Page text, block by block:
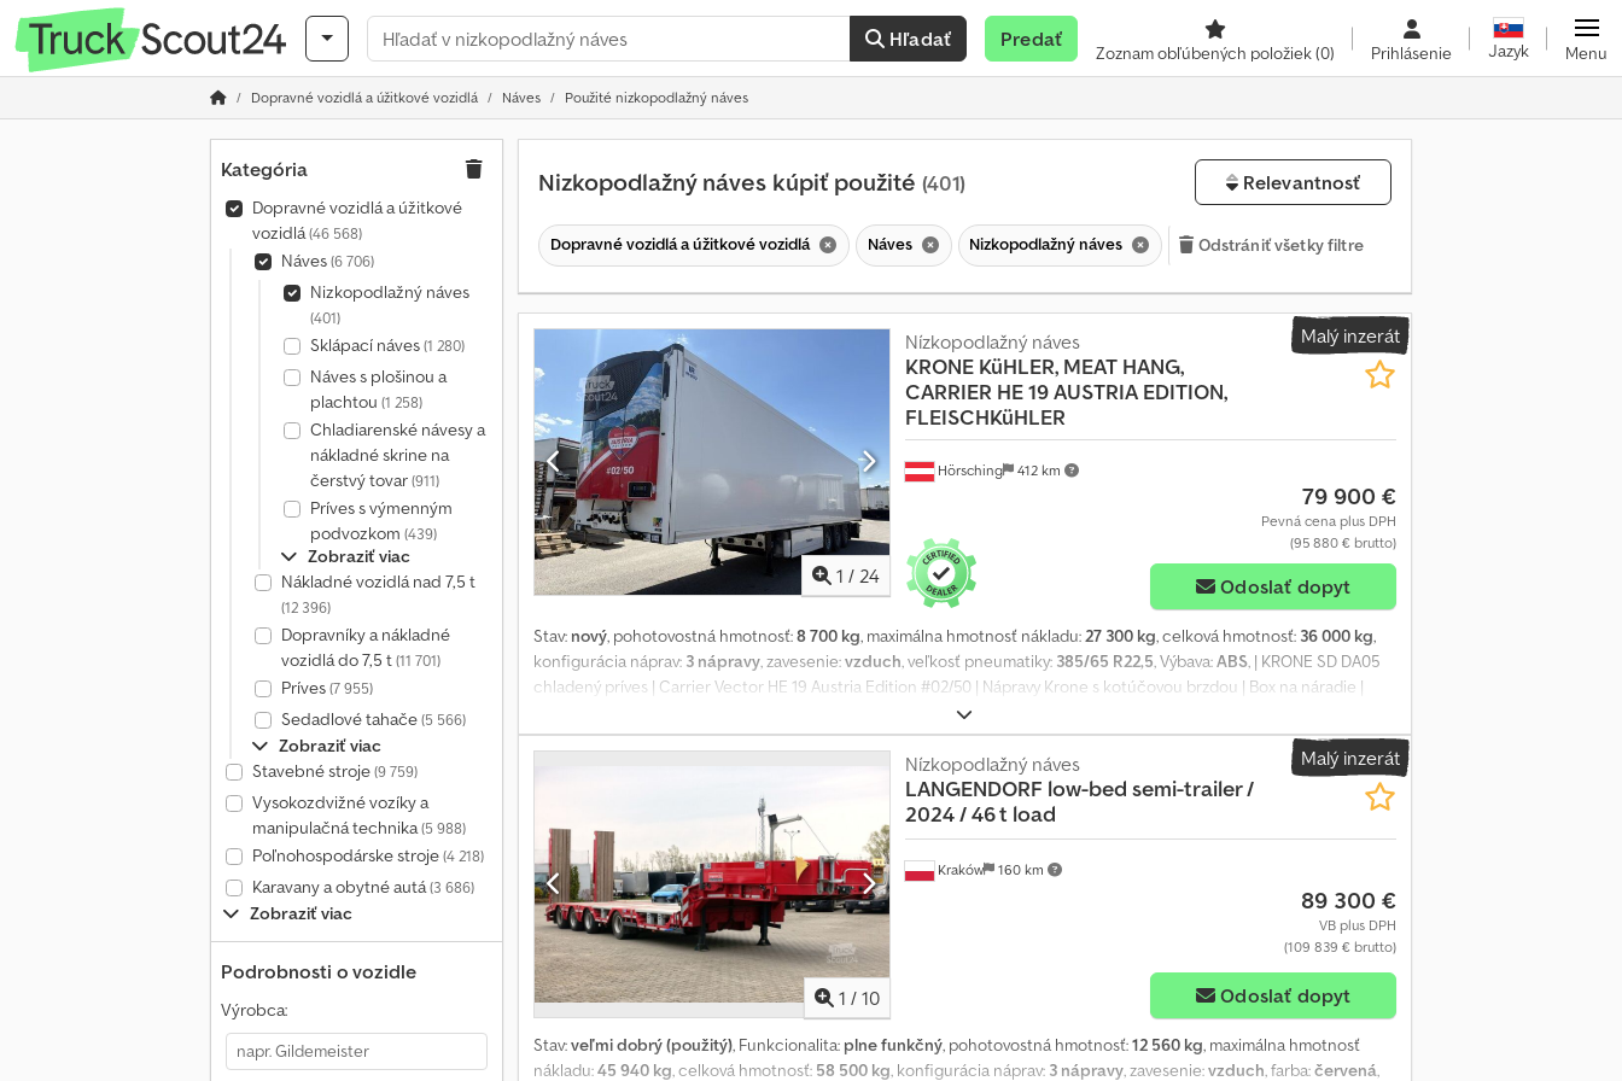
Hľadať Predať
Zoznam obľúbených položiek(0) Prihlásenie Jazyk Menu
Dopravné vozidlá a úžitkové vozidlá Náves Použité nizkopodlažný náves
Kategória
Dopravné vozidlá a úžitkové
vozidlá(46 568)
Náves(6 706)
Nizkopodlažný náves
(401)
Sklápací náves(1 280)
Náves s plošinou a
plachtou (1 258)
Chladiarenské návesy a
nákladné skrine na
čerstvý tovar(911)
Príves s výmenným
podvozkom (439)
Zobraziť viac
Nákladné vozidlá nad 7,5 t
(12 396)
Dopravníky a nákladné
vozidlá do 7,5 t(11 701)
Príves(7 955)
Sedadlové tahače(5 566)
Zobraziť viac
Stavebné stroje(9 759)
Vysokozdvižné vozíky a
manipulačná technika(5 988)
Poľnohospodárske stroje(4 218)
Karavany a obytné autá(3 686)
Zobraziť viac
Podrobnosti o vozidle
Výrobca:
Nizkopodlažný náves kúpiť použité (401) Relevantnosť
Dopravné vozidlá a úžitkové vozidlá Náves Nizkopodlažný náves Odstrániť všetky filtre
Malý inzerát
1 / 24
Hörsching 412 km
Nízkopodlažný náves
KRONE KüHLER, MEAT HANG,
CARRIER HE 19 AUSTRIA EDITION,
FLEISCHKüHLER
79 900 €
Pevná cena plus DPH
(95 880 € brutto)
Odoslať dopyt
Stav: nový, pohotovostná hmotnosť:8 700 kg, maximálna hmotnosť nákladu: 27 300 kg, celková hmotnosť: 36 000 kg,
konfigurácia náprav: 3 nápravy , zavesenie:vzduch , veľkosť pneumatiky: 385/65 R22,5 , Výbava:ABS , | KRONE SD DA05
chladený príves | Carrier Vector HE 19 Austria Edition #02/50 | Nápravy Krone s kotúčovou brzdou | Box na náradie |
Chladič | Elektrická prípojka | Držiak rezervného kolesa | Box na palety | Chladič na mäso | Výklopná náprava | Nové
vozidlo | Vyhradzujeme si právo na chyby, preklepy a predaj pred uvedením do prevádzky. Chodpfxozpbuxs Am Rja
Malý inzerát
1 / 10
Kraków 160 km
Nízkopodlažný náves
LANGENDORF low-bed semi-trailer /
2024 / 46 t load
89 300 €
VB plus DPH
(109 839 € brutto)
Odoslať dopyt
Stav:veľmi dobrý (použitý), Funkcionalita: plne funkčný, pohotovostná hmotnosť:12 560 kg, maximálna hmotnosť
nákladu:45 940 kg, celková hmotnosť: 58 500 kg, konfigurácia náprav: 3 nápravy, zavesenie:vzduch, farba:červená,